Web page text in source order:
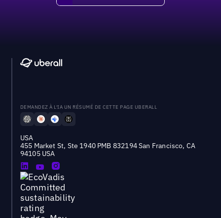
DEMANDEZ À L'IA UN RÉSUMÉ DE CETTE PAGE UBERALL
USA
455 Market St, Ste 1940 PMB 832194 San Francisco, CA
94105 USA